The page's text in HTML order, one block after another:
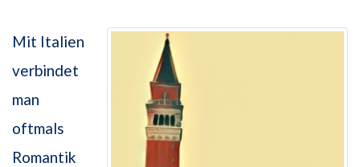
Mit Italien
verbindet
man
oftmals
Romantik